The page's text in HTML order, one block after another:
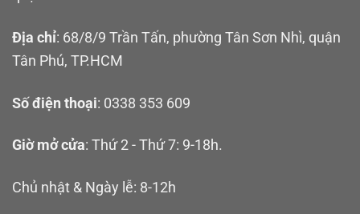
Địa chỉ: 68/8/9 Trần Tấn, phường Tân Sơn Nhì, quận
Tân Phú, TP.HCM
Số điện thoại: 0338 353 609
Giờ mở cửa: Thứ 2 - Thứ 7: 9-18h.
Chủ nhật & Ngày lễ: 8-12h